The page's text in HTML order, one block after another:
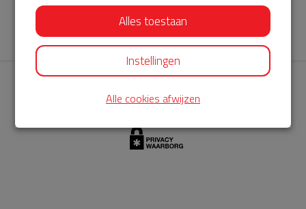
komende jaren. AED360-ProCardio is gespecialiseerd in de
levering en het onderhoud van Philips AED’s.
Alles toestaan
Instellingen
Alle cookies afwijzen